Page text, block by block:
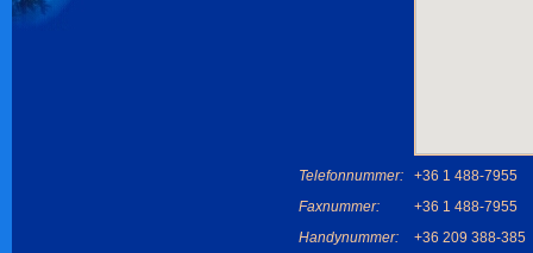
Telefonnummer:
+36 1 488-7955
Faxnummer:
+36 1 488-7955
Handynummer:
+36 209 388-385